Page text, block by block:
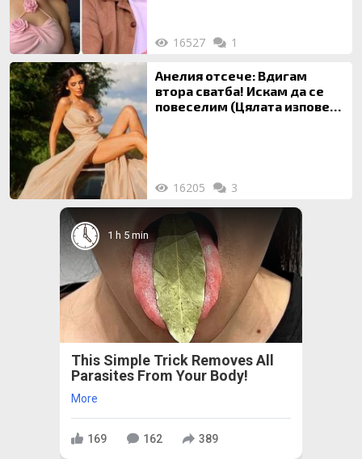
16527 1
Анелия отсече: Вдигам
втора сватба! Искам да се
повеселим (Цялата изповед
16205 3
1 h 5 min
This Simple Trick Removes All
Parasites From Your Body!
More
169 162 389